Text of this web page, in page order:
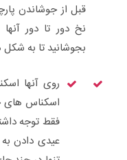
قبل از جوشاندن
نخ دور تا دور
بجوشانید تا به
روی آنها
اسکناس های
فقط توجه
عیدی دادن